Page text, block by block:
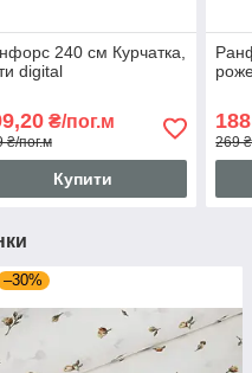
240 см Курчатка,
digital
₴/пог.м
₴/пог.м
Купити
269
–30%